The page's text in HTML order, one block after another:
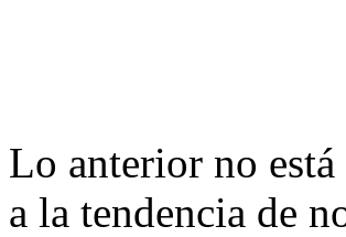
Lo anterior no
a la tendencia de